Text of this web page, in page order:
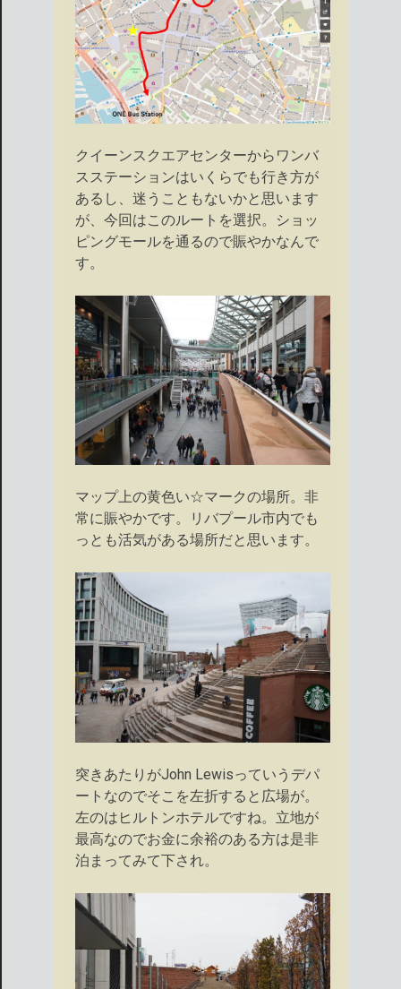
クイーンスクエアセンターからワンバ
スステーションはいくらでも行き方が
あるし、迷うこともないかと思います
が、今回はこのルートを選択。ショッ
ピングモールを通るので賑やかなんで
す。
マップ上の黄色い☆マークの場所。非
常に賑やかです。リバプール市内でも
っとも活気がある場所だと思います。
突きあたりがJohn Lewisっていうデパ
ートなのでそこを左折すると広場が。
左のはヒルトンホテルですね。立地が
最高なのでお金に余裕のある方は是非
泊まってみて下され。